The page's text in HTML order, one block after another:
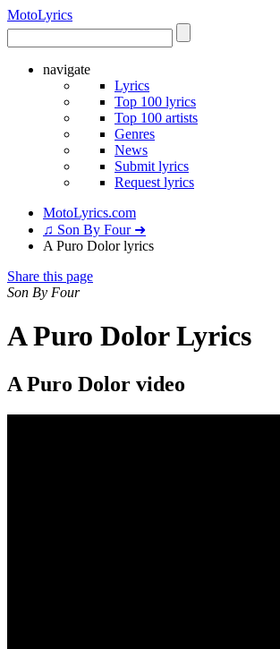
MotoLyrics
navigate
Lyrics
Top 100 lyrics
Top 100 artists
Genres
News
Submit lyrics
Request lyrics
MotoLyrics.com
♫ Son By Four ➜
A Puro Dolor lyrics
Share this page
Son By Four
A Puro Dolor Lyrics
A Puro Dolor video